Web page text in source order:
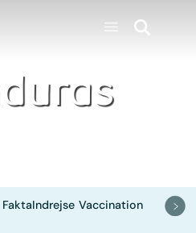
FaktaIndrejse Vaccination